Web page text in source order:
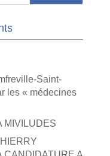
Saint-
les « médecines
MIVILUDES